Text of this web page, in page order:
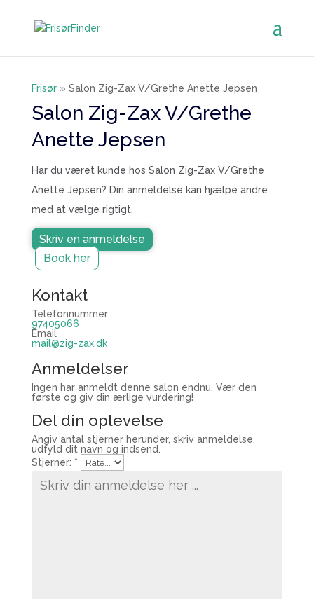
Frisør» Salon Zig-Zax V/Grethe Anette Jepsen
Salon Zig-Zax V/Grethe
Anette Jepsen
Har du været kunde hos Salon Zig-Zax V/Grethe
Anette Jepsen? Din anmeldelse kan hjælpe andre
med at vælge rigtigt.
Skriv en anmeldelse
Book her
Kontakt
Telefonnummer
97405066
Email
mail@zig-zax.dk
Anmeldelser
Ingen har anmeldt denne salon endnu. Vær den
første og giv din ærlige vurdering!
Del din oplevelse
Angiv antal stjerner herunder, skriv anmeldelse,
udfyld dit navn og indsend.
Stjerner: *